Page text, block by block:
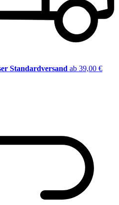
Standardversand ab 39,00 €